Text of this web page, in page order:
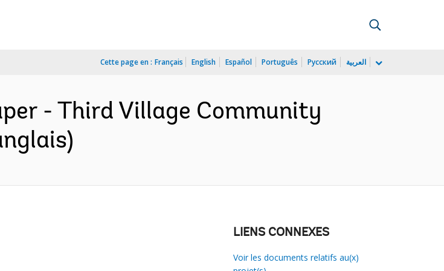
Cette page en : Français English Español Português Русский العربية
- Third Village Community
LIENS CONNEXES
Voir les documents relatifs au(x)